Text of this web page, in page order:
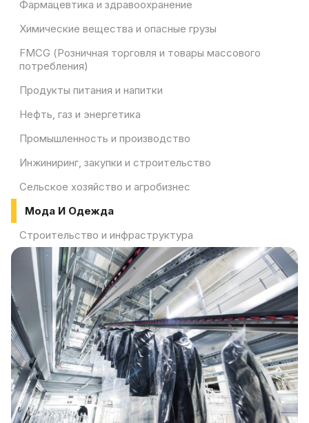
Фармацевтика и здравоохранение
Химические вещества и опасные грузы
FMCG (Розничная торговля и товары массового
потребления)
Продукты питания и напитки
Нефть, газ и энергетика
Промышленность и производство
Инжиниринг, закупки и строительство
Сельское хозяйство и агробизнес
Мода И Одежда
Строительство и инфраструктура